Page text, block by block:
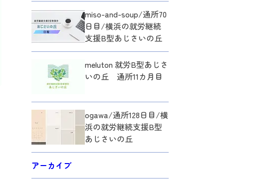
miso-and-soup/通所70
日目/横浜の就労継続
支援B型あじさいの丘
meluton 就労B型あじさ
いの丘 通所11カ月目
ogawa/通所128日目/横
浜の就労継続支援B型
あじさいの丘
アーカイブ